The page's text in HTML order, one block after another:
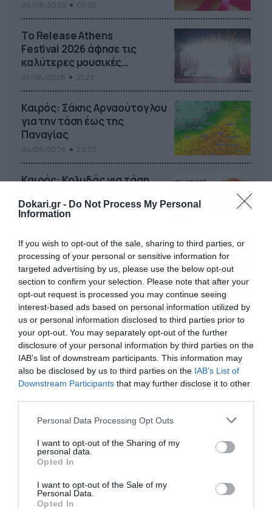
Dokari.gr - Do Not Process My Personal
Information
If you wish to opt-out of the sale, sharing to third parties, or
processing of your personal or sensitive information for
targeted advertising by us, please use the below opt-out
section to confirm your selection. Please note that after your
opt-out request is processed you may continue seeing
interest-based ads based on personal information utilized by
us or personal information disclosed to third parties prior to
your opt-out. You may separately opt-out of the further
disclosure of your personal information by third parties on the
IAB’s list of downstream participants. This information may
also be disclosed by us to third parties on the IAB’s List of
Downstream Participants that may further disclose it to other
Please note that this website/app uses one or more Google
not limited to your visit or usage behaviour. You may click to
grant or deny consent to Google and its third-party tags to
use your data for below specified purposes in below Google
consent section.
Personal Data Processing Opt Outs
I want to opt-out of the Sharing of my
personal data.
Opted In
I want to opt-out of the Sale of my
Personal Data.
Opted In
Το Release Athens
Festival 2026 άφησε τις
καλύτερες μουσικές
αναμνήσεις
Καιρός: Σάκης Αρναούτογλου
για την τάση έως της
Παναγίας
Καιρός: Κολυδάς για τάση
Αυγούστου
Το Lounge ήρθε στο
Allwyn.gr και μπορείς να
κερδίσεις* ένα εισιτήριο
διαρκείας του
Παναθηναϊκού AKTOR
04/08/2026 16:18